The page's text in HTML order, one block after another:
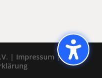
| Impressum |